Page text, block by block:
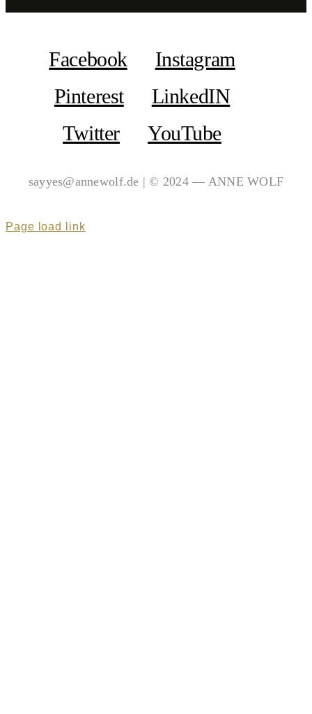
Facebook
Instagram
Pinterest
LinkedIN
Twitter
YouTube
sayyes@annewolf.de | © 2024 — ANNE WOLF
Page load link